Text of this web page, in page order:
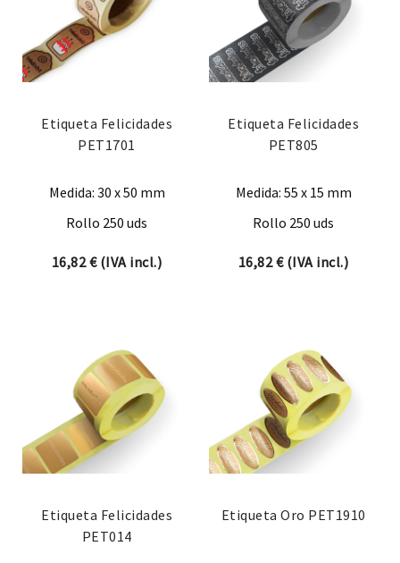
Etiqueta Felicidades
PET1701
Medida: 30 x 50 mm
Rollo 250 uds
16,82€(IVA incl.)
Etiqueta Felicidades
PET805
Medida: 55 x 15 mm
Rollo 250 uds
16,82€(IVA incl.)
Etiqueta Felicidades
PET014
Etiqueta Oro PET1910